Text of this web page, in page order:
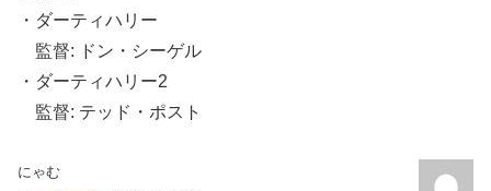
・ダーティハリー
監督: ドン・シーゲル
・ダーティハリー2
監督: テッド・ポスト
にゃむ